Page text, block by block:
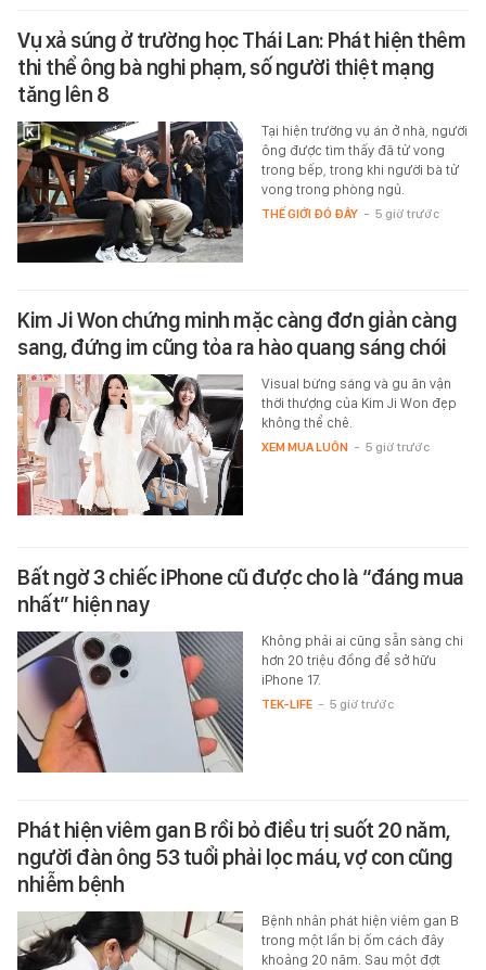
Vụ xả súng ở trường học Thái Lan: Phát hiện thêm
thi thể ông bà nghi phạm, số người thiệt mạng
tăng lên 8
Tại hiện trường vụ án ở nhà, người
ông được tìm thấy đã tử vong
trong bếp, trong khi người bà tử
vong trong phòng ngủ.
THẾ GIỚI ĐÓ ĐÂY - 5 giờ trước
Kim Ji Won chứng minh mặc càng đơn giản càng
sang, đứng im cũng tỏa ra hào quang sáng chói
Visual bừng sáng và gu ăn vận
thời thượng của Kim Ji Won đẹp
không thể chê.
XEM MUA LUÔN - 5 giờ trước
Bất ngờ 3 chiếc iPhone cũ được cho là “đáng mua
nhất” hiện nay
Không phải ai cũng sẵn sàng chi
hơn 20 triệu đồng để sở hữu
iPhone 17.
TEK-LIFE - 5 giờ trước
Phát hiện viêm gan B rồi bỏ điều trị suốt 20 năm,
người đàn ông 53 tuổi phải lọc máu, vợ con cũng
nhiễm bệnh
Bệnh nhân phát hiện viêm gan B
trong một lần bị ốm cách đây
khoảng 20 năm. Sau một đợt